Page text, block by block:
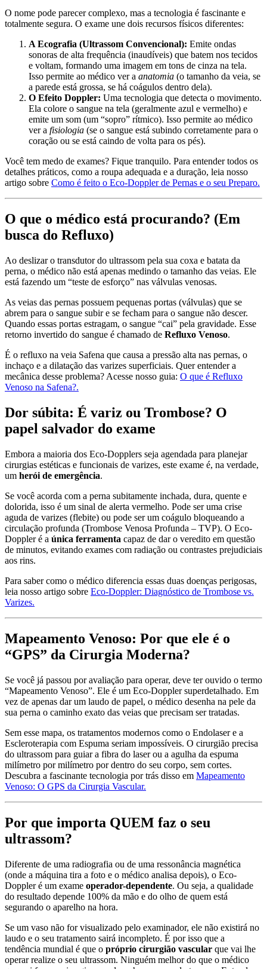
O nome pode parecer complexo, mas a tecnologia é fascinante e
totalmente segura. O exame une dois recursos físicos diferentes:
A Ecografia (Ultrassom Convencional): Emite ondas
sonoras de alta frequência (inaudíveis) que batem nos tecidos
e voltam, formando uma imagem em tons de cinza na tela.
Isso permite ao médico ver a anatomia (o tamanho da veia, se
a parede está grossa, se há coágulos dentro dela).
O Efeito Doppler: Uma tecnologia que detecta o movimento.
Ela colore o sangue na tela (geralmente azul e vermelho) e
emite um som (um “sopro” rítmico). Isso permite ao médico
ver a fisiologia (se o sangue está subindo corretamente para o
coração ou se está caindo de volta para os pés).
Você tem medo de exames? Fique tranquilo. Para entender todos os
detalhes práticos, como a roupa adequada e a duração, leia nosso
artigo sobre Como é feito o Eco-Doppler de Pernas e o seu Preparo.
O que o médico está procurando? (Em
busca do Refluxo)
Ao deslizar o transdutor do ultrassom pela sua coxa e batata da
perna, o médico não está apenas medindo o tamanho das veias. Ele
está fazendo um “teste de esforço” nas válvulas venosas.
As veias das pernas possuem pequenas portas (válvulas) que se
abrem para o sangue subir e se fecham para o sangue não descer.
Quando essas portas estragam, o sangue “cai” pela gravidade. Esse
retorno invertido do sangue é chamado de Refluxo Venoso.
É o refluxo na veia Safena que causa a pressão alta nas pernas, o
inchaço e a dilatação das varizes superficiais. Quer entender a
mecânica desse problema? Acesse nosso guia: O que é Refluxo
Venoso na Safena?.
Dor súbita: É variz ou Trombose? O
papel salvador do exame
Embora a maioria dos Eco-Dopplers seja agendada para planejar
cirurgias estéticas e funcionais de varizes, este exame é, na verdade,
um herói de emergência.
Se você acorda com a perna subitamente inchada, dura, quente e
dolorida, isso é um sinal de alerta vermelho. Pode ser uma crise
aguda de varizes (flebite) ou pode ser um coágulo bloqueando a
circulação profunda (Trombose Venosa Profunda – TVP). O Eco-
Doppler é a única ferramenta capaz de dar o veredito em questão
de minutos, evitando exames com radiação ou contrastes prejudiciais
aos rins.
Para saber como o médico diferencia essas duas doenças perigosas,
leia nosso artigo sobre Eco-Doppler: Diagnóstico de Trombose vs.
Varizes.
Mapeamento Venoso: Por que ele é o
“GPS” da Cirurgia Moderna?
Se você já passou por avaliação para operar, deve ter ouvido o termo
“Mapeamento Venoso”. Ele é um Eco-Doppler superdetalhado. Em
vez de apenas dar um laudo de papel, o médico desenha na pele da
sua perna o caminho exato das veias que precisam ser tratadas.
Sem esse mapa, os tratamentos modernos como o Endolaser e a
Escleroterapia com Espuma seriam impossíveis. O cirurgião precisa
do ultrassom para guiar a fibra do laser ou a agulha da espuma
milímetro por milímetro por dentro do seu corpo, sem cortes.
Descubra a fascinante tecnologia por trás disso em Mapeamento
Venoso: O GPS da Cirurgia Vascular.
Por que importa QUEM faz o seu
ultrassom?
Diferente de uma radiografia ou de uma ressonância magnética
(onde a máquina tira a foto e o médico analisa depois), o Eco-
Doppler é um exame operador-dependente. Ou seja, a qualidade
do resultado depende 100% da mão e do olho de quem está
segurando o aparelho na hora.
Se um vaso não for visualizado pelo examinador, ele não existirá no
laudo e o seu tratamento sairá incompleto. É por isso que a
tendência mundial é que o próprio cirurgião vascular que vai lhe
operar realize o seu ultrassom. Ninguém melhor do que o médico